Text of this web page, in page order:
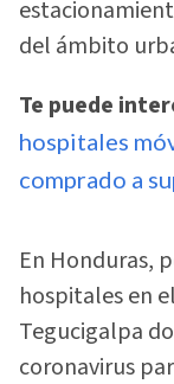
del ámbito
Te puede
hospitales
comprado a
En Honduras,
hospitales en
Tegucigalpa
coronavirus